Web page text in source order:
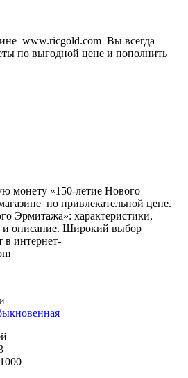
www.ricgold.com Вы всегда
по выгодной цене и пополнить
монету «150-летие Нового
по привлекательной цене.
Эрмитажа»: характеристики,
и описание. Широкий выбор
в интернет-